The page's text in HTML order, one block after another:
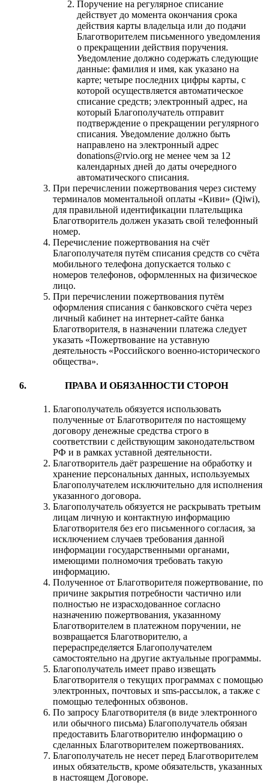
Поручение на регулярное списание
действует до момента окончания срока
действия карты владельца или до подачи
Благотворителем письменного уведомления
о прекращении действия поручения.
Уведомление должно содержать следующие
данные: фамилия и имя, как указано на
карте; четыре последних цифры карты, с
которой осуществляется автоматическое
списание средств; электронный адрес, на
который Благополучатель отправит
подтверждение о прекращении регулярного
списания. Уведомление должно быть
направлено на электронный адрес
donations@rvio.org не менее чем за 12
календарных дней до даты очередного
автоматического списания.
При перечислении пожертвования через систему
терминалов моментальной оплаты «Киви» (Qiwi),
для правильной идентификации плательщика
Благотворитель должен указать свой телефонный
номер.
Перечисление пожертвования на счёт
Благополучателя путём списания средств со счёта
мобильного телефона допускается только с
номеров телефонов, оформленных на физическое
лицо.
При перечислении пожертвования путём
оформления списания с банковского счёта через
личный кабинет на интернет-сайте банка
Благотворителя, в назначении платежа следует
указать «Пожертвование на уставную
деятельность «Российского военно-исторического
общества».
ПРАВА И ОБЯЗАННОСТИ СТОРОН
Благополучатель обязуется использовать
полученные от Благотворителя по настоящему
договору денежные средства строго в
соответствии с действующим законодательством
РФ и в рамках уставной деятельности.
Благотворитель даёт разрешение на обработку и
хранение персональных данных, используемых
Благополучателем исключительно для исполнения
указанного договора.
Благополучатель обязуется не раскрывать третьим
лицам личную и контактную информацию
Благотворителя без его письменного согласия, за
исключением случаев требования данной
информации государственными органами,
имеющими полномочия требовать такую
информацию.
Полученное от Благотворителя пожертвование, по
причине закрытия потребности частично или
полностью не израсходованное согласно
назначению пожертвования, указанному
Благотворителем в платежном поручении, не
возвращается Благотворителю, а
перераспределяется Благополучателем
самостоятельно на другие актуальные программы.
Благополучатель имеет право извещать
Благотворителя о текущих программах с помощью
электронных, почтовых и sms-рассылок, а также с
помощью телефонных обзвонов.
По запросу Благотворителя (в виде электронного
или обычного письма) Благополучатель обязан
предоставить Благотворителю информацию о
сделанных Благотворителем пожертвованиях.
Благополучатель не несет перед Благотворителем
иных обязательств, кроме обязательств, указанных
в настоящем Договоре.